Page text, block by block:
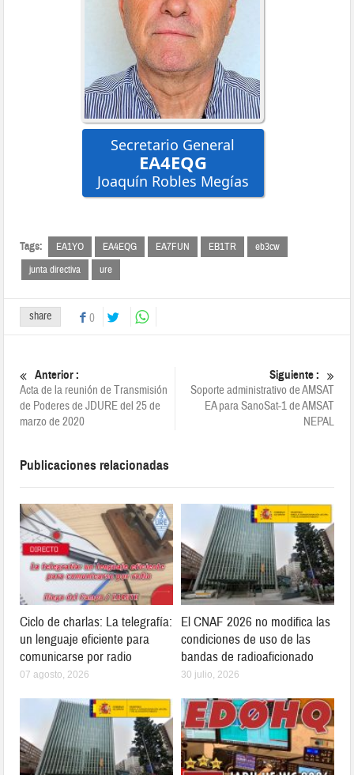
Secretario General
EA4EQG
Joaquín Robles Megías
Tags: EA1YO EA4EQG EA7FUN EB1TR
eb3cw
junta directiva
ure
share 0
Anterior :
Acta de la reunión de Transmisión
de Poderes de JDURE del 25 de
marzo de 2020
Siguiente :
Soporte administrativo de AMSAT
EA para SanoSat-1 de AMSAT
NEPAL
Publicaciones relacionadas
Ciclo de charlas: La telegrafía:
un lenguaje eficiente para
comunicarse por radio
07 agosto, 2026
El CNAF 2026 no modifica las
condiciones de uso de las
bandas de radioaficionado
30 julio, 2026